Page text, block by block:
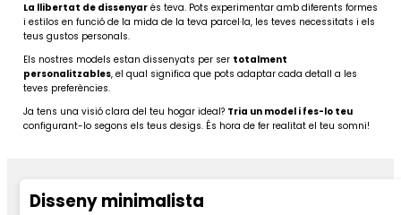
La llibertat de dissenyarés teva. Pots experimentar amb diferents formes
i estilos en funció de la mida de la teva parcel·la, les teves necessitats i els
teus gustos personals.
Els nostres models estan dissenyats per ser totalment
personalitzables, el qual significa que pots adaptar cada detall a les
teves preferències.
Ja tens una visió clara del teu hogar ideal? Tria un model i fes-lo teu
configurant-lo segons els teus desigs. És hora de fer realitat el teu somni!
Disseny minimalista